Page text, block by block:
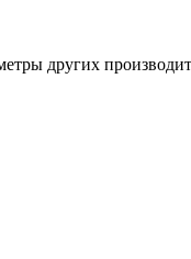
других